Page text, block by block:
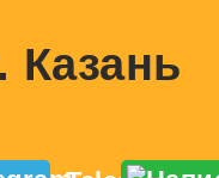
Казань